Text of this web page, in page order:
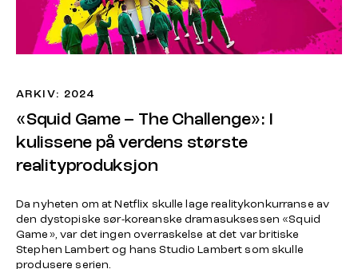
ARKIV: 2024
«Squid Game – The Challenge»: I
kulissene på verdens største
realityproduksjon
Da nyheten om at Netflix skulle lage realitykonkurranse av
den dystopiske sør-koreanske dramasuksessen «Squid
Game», var det ingen overraskelse at det var britiske
Stephen Lambert og hans Studio Lambert som skulle
produsere serien.